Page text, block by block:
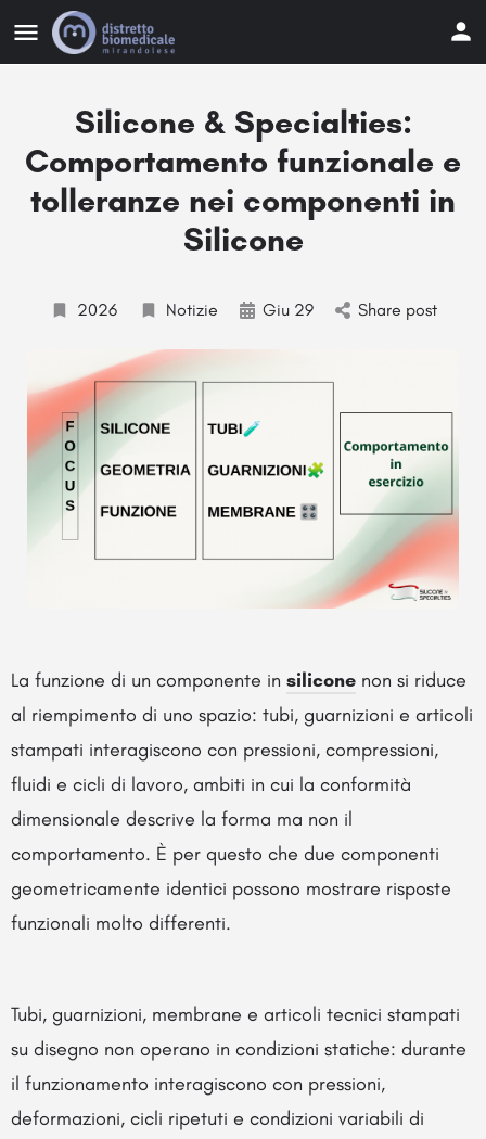
Silicone & Specialties:
Comportamento funzionale e
tolleranze nei componenti in
Silicone
2026 Notizie Giu 29 Share post
La funzione di un componente in silicone non si riduce
al riempimento di uno spazio: tubi, guarnizioni e articoli
stampati interagiscono con pressioni, compressioni,
fluidi e cicli di lavoro, ambiti in cui la conformità
dimensionale descrive la forma ma non il
comportamento. È per questo che due componenti
geometricamente identici possono mostrare risposte
funzionali molto differenti.
Tubi, guarnizioni, membrane e articoli tecnici stampati
su disegno non operano in condizioni statiche: durante
il funzionamento interagiscono con pressioni,
deformazioni, cicli ripetuti e condizioni variabili di